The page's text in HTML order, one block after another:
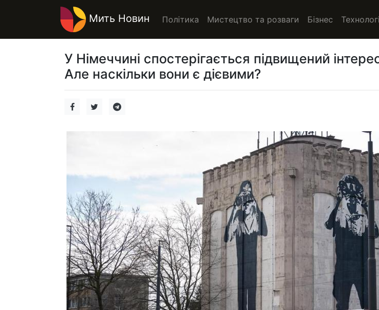
Мить Новин Політика Мистецтво та розваги Бізнес
У Німеччині спостерігається підвищений
Але наскільки вони є дієвими?